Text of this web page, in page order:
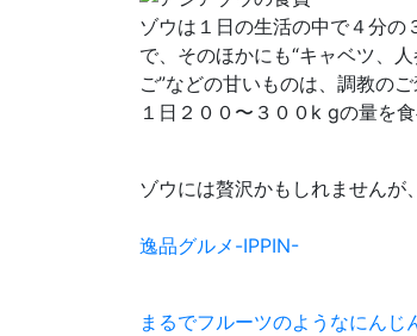
ゾウは１日の生活の中で４分の
で、そのほかにも“キャベツ、
ご”などの甘いものは、調教の
１日２００〜３００k gの量を
ゾウには贅沢かもしれませんが
逸品グルメ-IPPIN-
まるでフルーツのようなにんじ